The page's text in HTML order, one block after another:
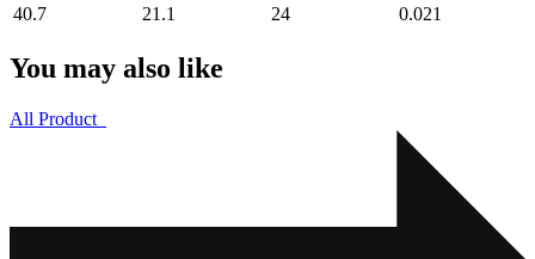
40.7
21.1 24 0.021
You may also like
All Product